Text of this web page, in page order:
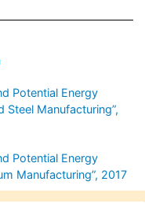
Potential Energy
Steel Manufacturing”,
Potential Energy
Manufacturing”, 2017